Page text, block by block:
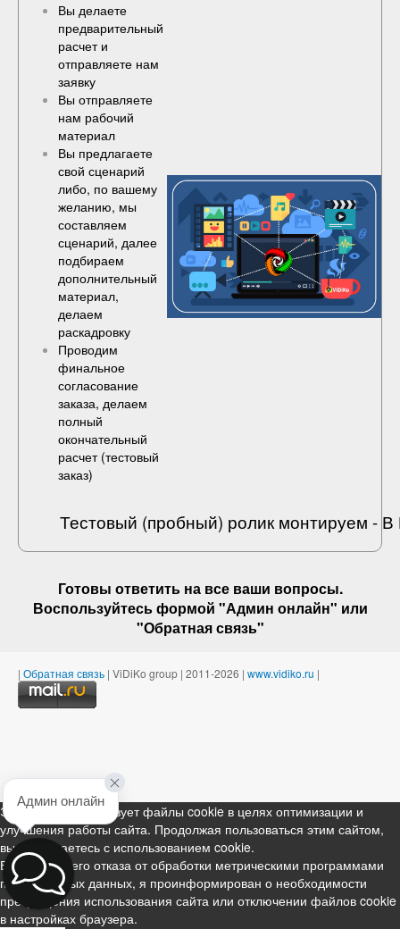
Вы делаете
предварительный
расчет и
отправляете нам
заявку
Вы отправляете
нам рабочий
материал
Вы предлагаете
свой сценарий
либо, по вашему
желанию, мы
составляем
сценарий, далее
подбираем
дополнительный
материал,
делаем
раскадровку
Проводим
финальное
согласование
заказа, делаем
полный
окончательный
расчет (тестовый
заказ)
Тестовый (пробный) ролик монтируем -
Готовы ответить на все ваши вопросы.
Воспользуйтесь формой "Админ онлайн" или
"Обратная связь"
| Обратная связь | ViDiKo group | 2011-2026 | www.vidiko.ru |
Этот ресурс использует файлы cookie в целях оптимизации и
улучшения работы сайта. Продолжая пользоваться этим сайтом,
вы соглашаетесь с использованием cookie.
В случае моего отказа от обработки метрическими программами
персональных данных, я проинформирован о необходимости
прекращения использования сайта или отключении файлов cookie
в настройках браузера.
Админ онлайн